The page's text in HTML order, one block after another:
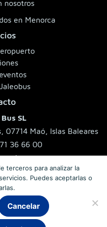
nosotros
en Menorca
SL
07714 Maó, Islas Baleares
36 66 00
Condiciones generales
terceros para analizar la
Puedes aceptarlas o
Cancelar